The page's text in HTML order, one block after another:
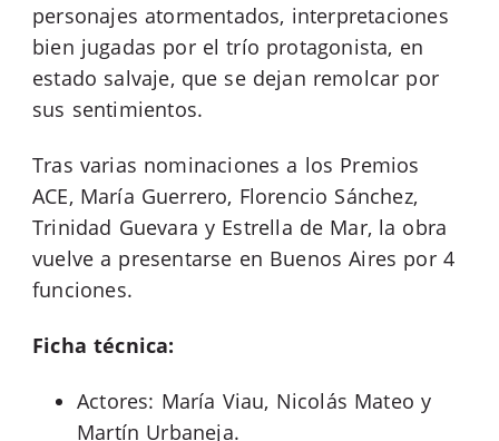
personajes atormentados, interpretaciones
bien jugadas por el trío protagonista, en
estado salvaje, que se dejan remolcar por
sus sentimientos.
Tras varias nominaciones a los Premios
ACE, María Guerrero, Florencio Sánchez,
Trinidad Guevara y Estrella de Mar, la obra
vuelve a presentarse en Buenos Aires por 4
funciones.
Ficha técnica:
Actores: María Viau, Nicolás Mateo y
Martín Urbaneja.